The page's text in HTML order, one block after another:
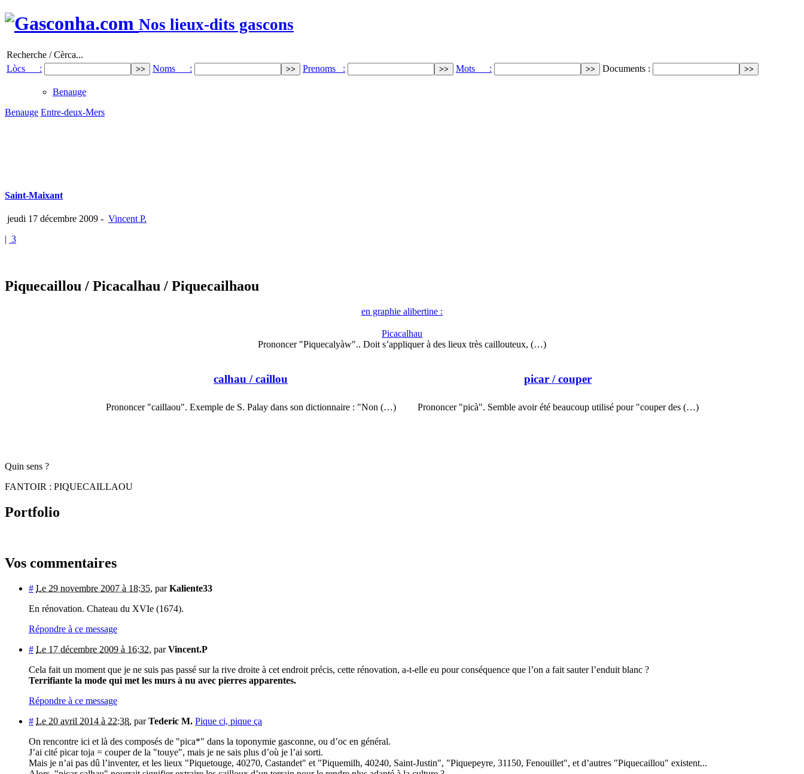
Nos lieux-dits gascons
Recherche / Cèrca...
Lòcs :
Noms : Prenoms : Mots : Documents :
Benauge
Benauge Entre-deux-Mers
Saint-Maixant
jeudi 17 décembre 2009 - Vincent P.
| 3
Piquecaillou / Picacalhau / Piquecailhaou
en graphie alibertine :
Picacalhau
Prononcer "Piquecalyàw".. Doit s’appliquer à des lieux très caillouteux, (…)
calhau / caillou
Prononcer "caillaou". Exemple de S. Palay dans son dictionnaire : "Non (…)
picar / couper
Prononcer "picà". Semble avoir été beaucoup utilisé pour "couper des (…)
Quin sens ?
FANTOIR : PIQUECAILLAOU
Portfolio
Vos commentaires
# Le 29 novembre 2007 à 18:35, parKaliente33
En rénovation. Chateau du XVIe (1674).
Répondre à ce message
# Le 17 décembre 2009 à 16:32, parVincent.P
Cela fait un moment que je ne suis pas passé sur la rive droite à cet endroit précis, cette rénovation, a-t-elle eu pour conséquence que l’on a fait sauter l’enduit blanc ?
Terrifiante la mode qui met les murs à nu avec pierres apparentes.
Répondre à ce message
# Le 20 avril 2014 à 22:38, parTederic M. Pique ci, pique ça
On rencontre ici et là des composés de "pica*" dans la toponymie gasconne, ou d’oc en général.
J’ai cité picar toja = couper de la "touye", mais je ne sais plus d’où je l’ai sorti.
Mais je n’ai pas dû l’inventer, et les lieux "Piquetouge, 40270, Castandet" et "Piquemilh, 40240, Saint-Justin", "Piquepeyre, 31150, Fenouillet", et d’autres "Piquecaillou" existent...